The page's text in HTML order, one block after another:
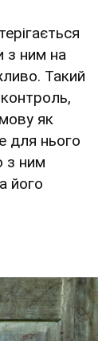
з ним на
Такий
як
для нього
з ним
його